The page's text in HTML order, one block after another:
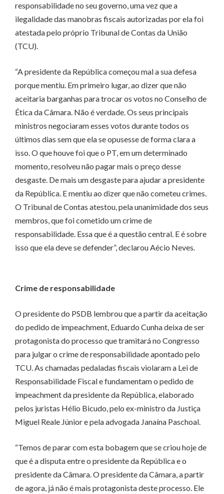
responsabilidade no seu governo, uma vez que a
ilegalidade das manobras fiscais autorizadas por ela foi
atestada pelo próprio Tribunal de Contas da União
(TCU).
“A presidente da República começou mal a sua defesa
porque mentiu. Em primeiro lugar, ao dizer que não
aceitaria barganhas para trocar os votos no Conselho de
Ética da Câmara. Não é verdade. Os seus principais
ministros negociaram esses votos durante todos os
últimos dias sem que ela se opusesse de forma clara a
isso. O que houve foi que o PT, em um determinado
momento, resolveu não pagar mais o preço desse
desgaste. De mais um desgaste para ajudar a presidente
da República. E mentiu ao dizer que não cometeu crimes.
O Tribunal de Contas atestou, pela unanimidade dos seus
membros, que foi cometido um crime de
responsabilidade. Essa que é a questão central. E é sobre
isso que ela deve se defender”, declarou Aécio Neves.
Crime de responsabilidade
O presidente do PSDB lembrou que a partir da aceitação
do pedido de impeachment, Eduardo Cunha deixa de ser
protagonista do processo que tramitará no Congresso
para julgar o crime de responsabilidade apontado pelo
TCU. As chamadas pedaladas fiscais violaram a Lei de
Responsabilidade Fiscal e fundamentam o pedido de
impeachment da presidente da República, elaborado
pelos juristas Hélio Bicudo, pelo ex-ministro da Justiça
Miguel Reale Júnior e pela advogada Janaína Paschoal.
“Temos de parar com esta bobagem que se criou hoje de
que é a disputa entre o presidente da República e o
presidente da Câmara. O presidente da Câmara, a partir
de agora, já não é mais protagonista deste processo. Ele